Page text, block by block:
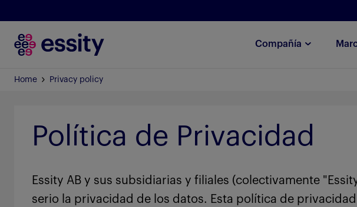
Compañía
Home Privacy policy
Política de Privacidad
Essity AB y sus subsidiarias y filiales (colectivamente
serio la privacidad de los datos. Esta política de